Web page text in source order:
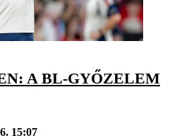
A BL-GYŐZELEM
15:07